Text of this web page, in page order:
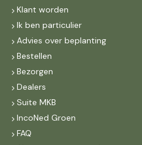
Klant worden
Ik ben particulier
Advies over beplanting
Bestellen
Bezorgen
Dealers
Suite MKB
IncoNed Groen
FAQ